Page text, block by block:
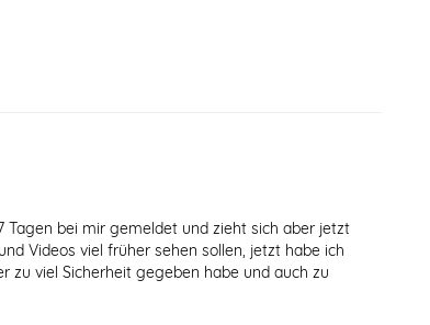
Tagen bei mir gemeldet und zieht sich aber jetzt
Videos viel früher sehen sollen, jetzt habe ich
viel Sicherheit gegeben habe und auch zu